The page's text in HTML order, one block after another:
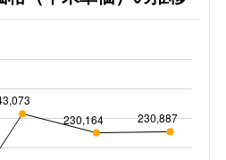
230,164
230,887